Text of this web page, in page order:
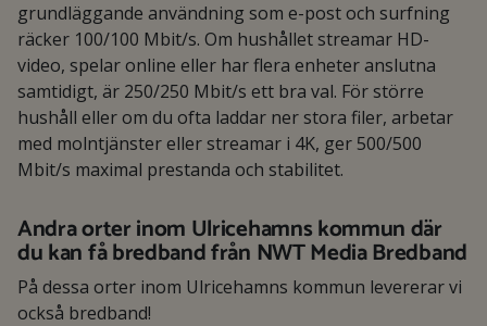
grundläggande användning som e-post och surfning
räcker 100/100 Mbit/s. Om hushållet streamar HD-
video, spelar online eller har flera enheter anslutna
samtidigt, är 250/250 Mbit/s ett bra val. För större
hushåll eller om du ofta laddar ner stora filer, arbetar
med molntjänster eller streamar i 4K, ger 500/500
Mbit/s maximal prestanda och stabilitet.
Andra orter inom Ulricehamns kommun där
du kan få bredband från NWT Media Bredband
På dessa orter inom Ulricehamns kommun levererar vi
också bredband!